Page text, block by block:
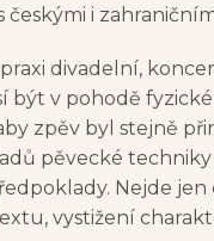
českými i
divadelní,
být v pohodě
zpěv byl stejně
pěvecké
Nejde
vystižení